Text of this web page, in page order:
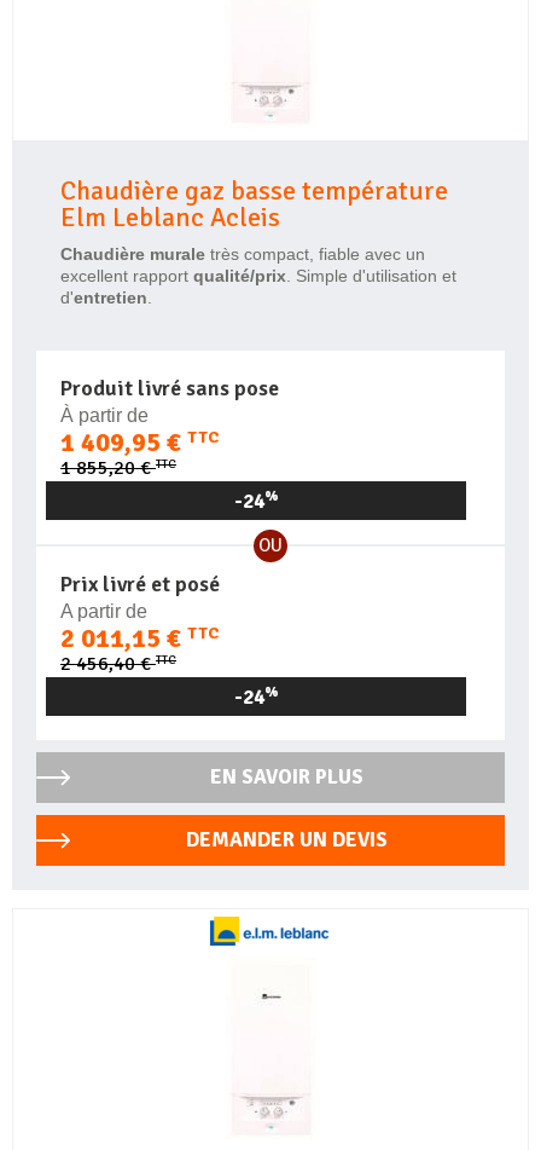
Chaudière gaz basse température
Elm Leblanc Acleis
Chaudière murale très compact, fiable avec un
excellent rapport qualité/prix . Simple d'utilisation et
d'entretien
Produit livré sans pose
À partir de
1 409,95 € TTC
1 855,20 €TTC
-24%
OU
Prix livré et posé
A partir de
2 011,15 € TTC
2 456,40 €TTC
-24%
EN SAVOIR PLUS
DEMANDER UN DEVIS